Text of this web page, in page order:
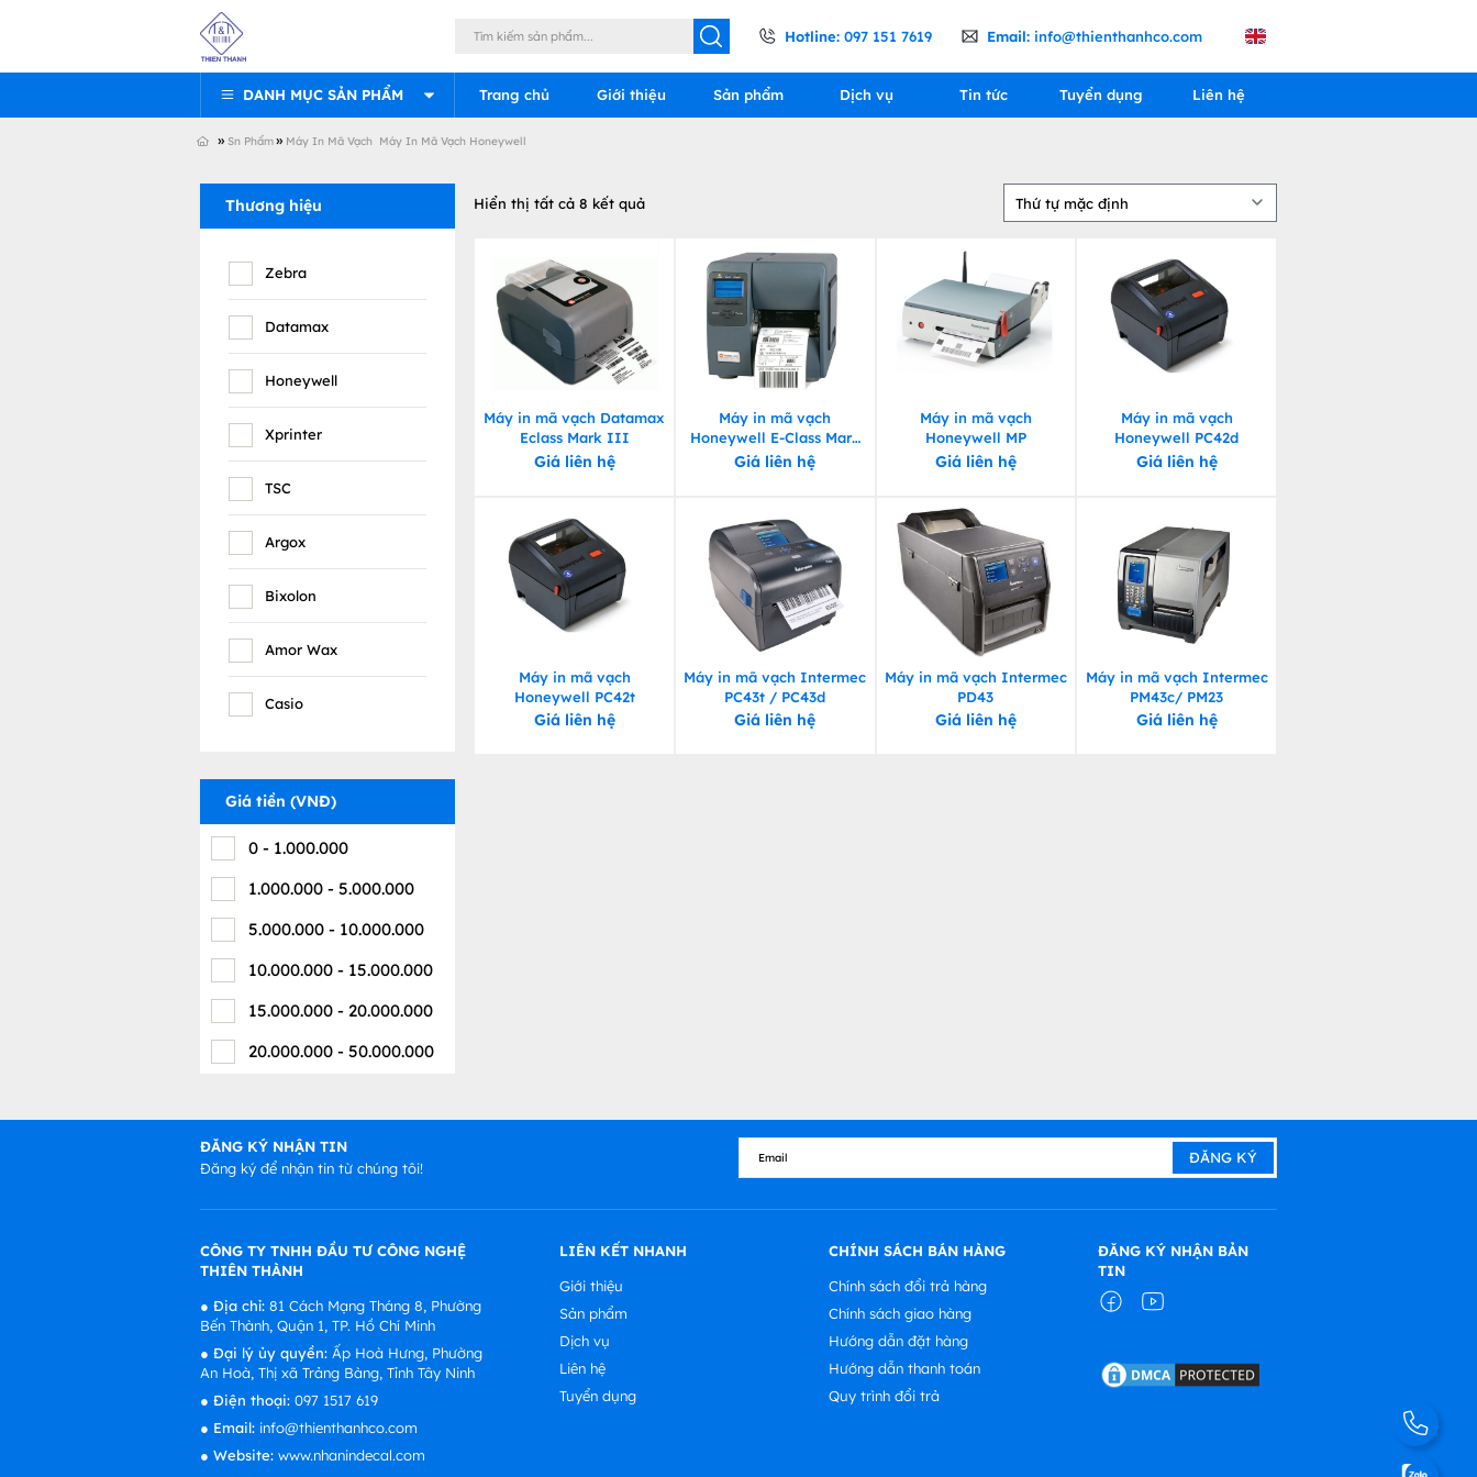
Hotline: 097 151 7619 Email: info@thienthanhco.com
DANH MỤC SẢN PHẨM Trang chủ Giới thiệu Sản phẩm Dịch vụ Tin tức Tuyển dụng Liên hệ
» Sn Phẩm » Máy In Mã Vạch Máy In Mã Vạch Honeywell
Thương hiệu
Zebra
Datamax
Honeywell
Xprinter
TSC
Argox
Bixolon
Amor Wax
Casio
Giá tiền (VNĐ)
0 - 1.000.000
1.000.000 - 5.000.000
5.000.000 - 10.000.000
10.000.000 - 15.000.000
15.000.000 - 20.000.000
20.000.000 - 50.000.000
Hiển thị tất cả 8 kết quả
Máy in mã vạch Datamax
Eclass Mark III
Giá liên hệ
Máy in mã vạch
Honeywell E-Class Mark
II
Giá liên hệ
Máy in mã vạch
Honeywell MP
Giá liên hệ
Máy in mã vạch
Honeywell PC42d
Giá liên hệ
Máy in mã vạch
Honeywell PC42t
Giá liên hệ
Máy in mã vạch Intermec
PC43t / PC43d
Giá liên hệ
Máy in mã vạch Intermec
PD43
Giá liên hệ
Máy in mã vạch Intermec
PM43c/ PM23
Giá liên hệ
ĐĂNG KÝ NHẬN TIN
Đăng ký để nhận tin từ chúng tôi!
CÔNG TY TNHH ĐẦU TƯ CÔNG NGHỆ
THIÊN THÀNH
● Địa chỉ: 81 Cách Mạng Tháng 8, Phường
Bến Thành, Quận 1, TP. Hồ Chí Minh
● Đại lý ủy quyền: Ấp Hoà Hưng, Phường
An Hoà, Thị xã Trảng Bàng, Tỉnh Tây Ninh
● Điện thoại: 097 1517 619
● Email: info@thienthanhco.com
● Website: www.nhanindecal.com
LIÊN KẾT NHANH
Giới thiệu
Sản phẩm
Dịch vụ
Liên hệ
Tuyển dụng
CHÍNH SÁCH BÁN HÀNG
Chính sách đổi trả hàng
Chính sách giao hàng
Hướng dẫn đặt hàng
Hướng dẫn thanh toán
Quy trình đổi trả
ĐĂNG KÝ NHẬN BẢN
TIN